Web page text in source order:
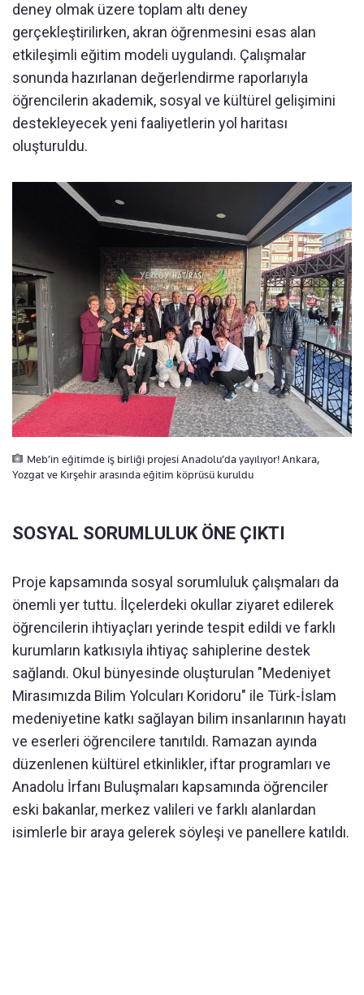
deney olmak üzere toplam altı deney
gerçekleştirilirken, akran öğrenmesini esas alan
etkileşimli eğitim modeli uygulandı. Çalışmalar
sonunda hazırlanan değerlendirme raporlarıyla
öğrencilerin akademik, sosyal ve kültürel gelişimini
destekleyecek yeni faaliyetlerin yol haritası
oluşturuldu.
Meb’in eğitimde iş birliği projesi Anadolu’da yayılıyor! Ankara,
Yozgat ve Kırşehir arasında eğitim köprüsü kuruldu
SOSYAL SORUMLULUK ÖNE ÇIKTI
Proje kapsamında sosyal sorumluluk çalışmaları da
önemli yer tuttu. İlçelerdeki okullar ziyaret edilerek
öğrencilerin ihtiyaçları yerinde tespit edildi ve farklı
kurumların katkısıyla ihtiyaç sahiplerine destek
sağlandı. Okul bünyesinde oluşturulan "Medeniyet
Mirasımızda Bilim Yolcuları Koridoru" ile Türk-İslam
medeniyetine katkı sağlayan bilim insanlarının hayatı
ve eserleri öğrencilere tanıtıldı. Ramazan ayında
düzenlenen kültürel etkinlikler, iftar programları ve
Anadolu İrfanı Buluşmaları kapsamında öğrenciler
eski bakanlar, merkez valileri ve farklı alanlardan
isimlerle bir araya gelerek söyleşi ve panellere katıldı.